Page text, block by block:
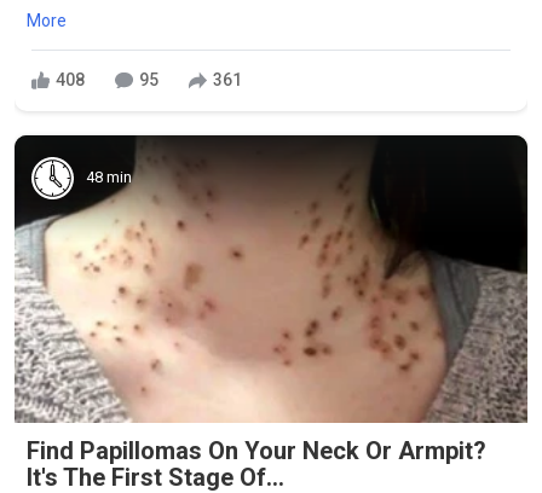
More
408 95 361
48 min
Find Papillomas On Your Neck Or Armpit?
It's The First Stage Of...